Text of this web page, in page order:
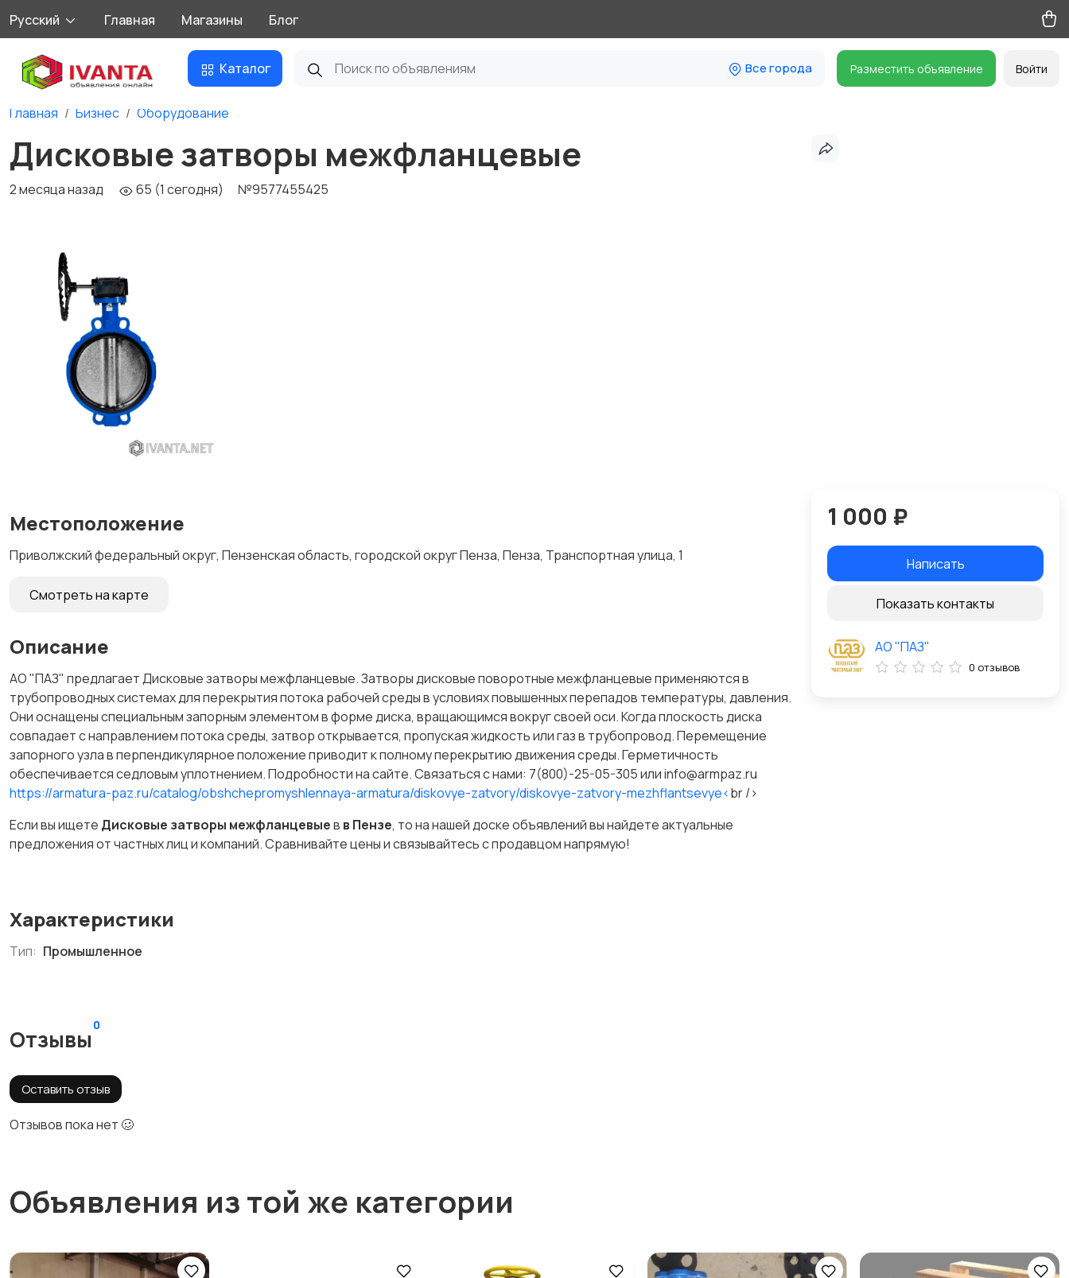
Русский Главная Магазины Блог
Каталог Все города Разместить объявление Войти
Главная Бизнес Оборудование
Дисковые затворы межфланцевые
2 месяца назад 65 (1 сегодня) №9577455425
Местоположение
Приволжский федеральный округ, Пензенская область, городской округ Пенза, Пенза, Транспортная улица, 1
Смотреть на карте
Описание
АО "ПАЗ" предлагает Дисковые затворы межфланцевые. Затворы дисковые поворотные межфланцевые применяются в
трубопроводных системах для перекрытия потока рабочей среды в условиях повышенных перепадов температуры, давления.
Они оснащены специальным запорным элементом в форме диска, вращающимся вокруг своей оси. Когда плоскость диска
совпадает с направлением потока среды, затвор открывается, пропуская жидкость или газ в трубопровод. Перемещение
запорного узла в перпендикулярное положение приводит к полному перекрытию движения среды. Герметичность
обеспечивается седловым уплотнением. Подробности на сайте. Связаться с нами: 7(800)-25-05-305 или info@armpaz.ru
https://armatura-paz.ru/catalog/obshchepromyshlennaya-armatura/diskovye-zatvory/diskovye-zatvory-mezhflantsevye<br />
Если вы ищете Дисковые затворы межфланцевыев в Пензе, то на нашей доске объявлений вы найдете актуальные
предложения от частных лиц и компаний. Сравнивайте цены и связывайтесь с продавцом напрямую!
Характеристики
Тип: Промышленное
Отзывы
0
Оставить отзыв
Отзывов пока нет 🥴
1 000 ₽
Написать
Показать контакты
АО "ПАЗ"
0 отзывов
Объявления из той же категории